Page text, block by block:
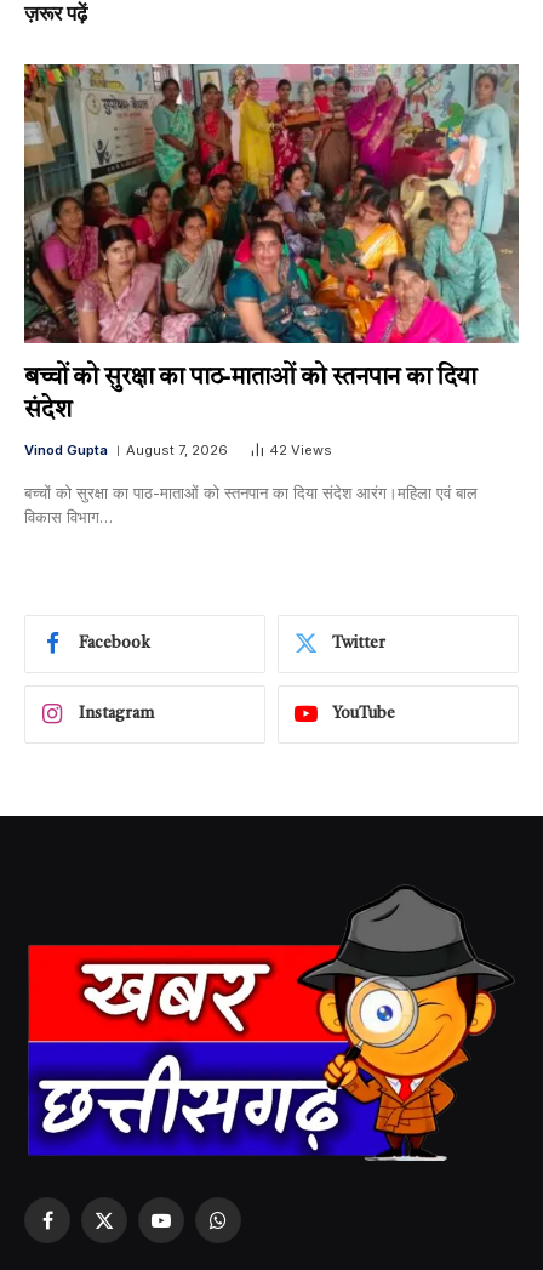
ज़रूर पढ़ें
बच्चों को सुरक्षा का पाठ-माताओं को स्तनपान का दिया
संदेश
Vinod Gupta August 7, 2026 42 Views
बच्चों को सुरक्षा का पाठ-माताओं को स्तनपान का दिया संदेश आरंग।महिला एवं बाल
विकास विभाग…
Facebook Twitter
Instagram YouTube
Facebook
X
YouTubeWhatsApp